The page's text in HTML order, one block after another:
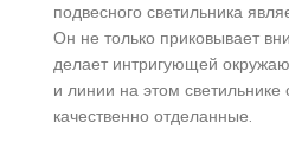
подвесного светильника
Он не только приковывает
делает интригующей
и линии на этом
качественно отделанные.